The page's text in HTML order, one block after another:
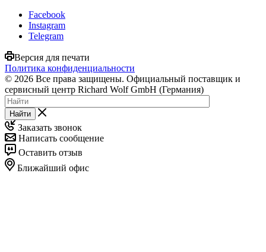
Facebook
Instagram
Telegram
Версия для печати
Политика конфиденциальности
© 2026 Все права защищены. Официальный поставщик и
сервисный центр Richard Wolf GmbH (Германия)
Найти
Заказать звонок
Написать сообщение
Оставить отзыв
Ближайший офис